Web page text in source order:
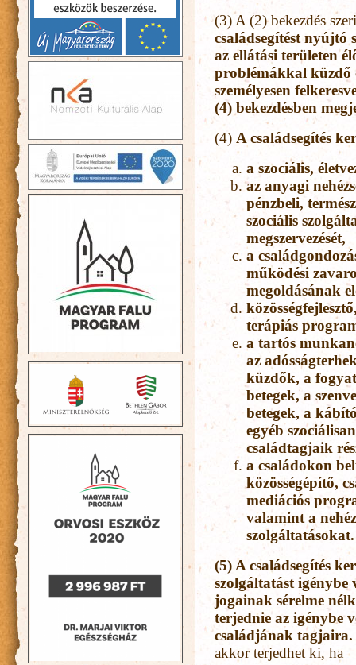
(3) A (2) bekezdés
családsegítést nyújtó
az ellátási területen
problémákkal küzdő
személyesen
(4) bekezdésben
(4) A családsegítés
a szociális,
az anyagi
pénzbeli,
szociális
megszervezését,
a
működési
megoldásának
terápiás
a tartós
az
küzdők, a
betegek, a
betegek, a
egyéb
családtagjaik
a családokon
közösségépítő,
mediációs
valamint a
szolgáltatásokat.
(5) A családsegítés
szolgáltatást igénybe
jogainak sérelme
terjednie az igénybe
családjának tagjaira.
akkor terjedhet ki, ha